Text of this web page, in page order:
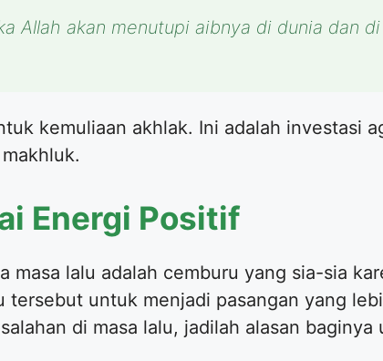
Allah akan menutupi aibnya di dunia dan di
kemuliaan akhlak. Ini adalah investasi
Energi Positif
masa lalu adalah cemburu yang sia-sia
untuk menjadi pasangan yang
di masa lalu, jadilah alasan baginya